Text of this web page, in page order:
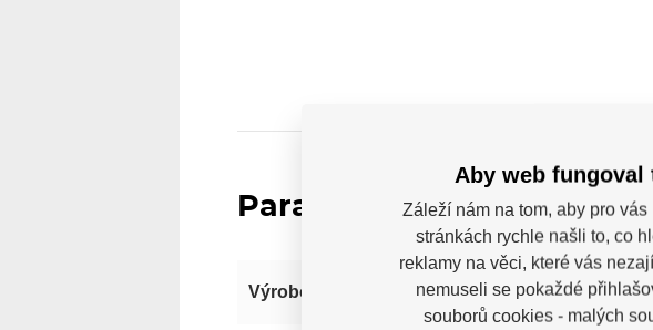
Parametry
Výrobce Sidas
Aby web fungoval
Záleží nám na tom, aby pro
stránkách rychle našli to, co
reklamy na věci, které vás
nemuseli se pokaždé
souborů cookies - malých